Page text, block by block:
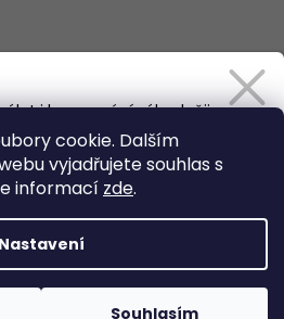
cookie. Dalším
vyjadřujete souhlas s
informací zde.
Nastavení
Souhlasím
HLEDAT
. Všechna práva vyhrazena.
i kempování výhodněji.
Vám pošleme
osobních údajů